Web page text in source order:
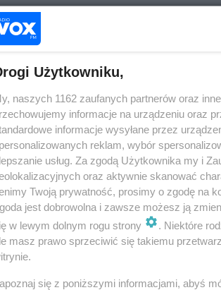
ROZWIŃ
Użytkowniku,
naszych 1162 zaufanych partnerów oraz
informacje na urządzeniu oraz
informacje wysyłane przez
reklam, wybór
usług. Za zgodą Użytkownika my i
oraz aktywnie skanować
Twoją prywatność, prosimy o zgodę na
jest dobrowolna i zawsze możesz ją
w lewym dolnym rogu strony
. Niektóre
masz prawo sprzeciwić się takiemu
się z poniższymi informacjami, abyś